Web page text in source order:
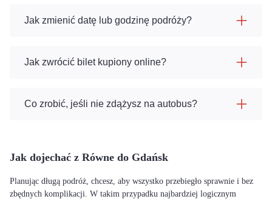
Jak zmienić datę lub godzinę podróży?
Jak zwrócić bilet kupiony online?
Co zrobić, jeśli nie zdążysz na autobus?
Jak dojechać z Równe do Gdańsk
Planując długą podróż, chcesz, aby wszystko przebiegło sprawnie i bez
zbędnych komplikacji. W takim przypadku najbardziej logicznym